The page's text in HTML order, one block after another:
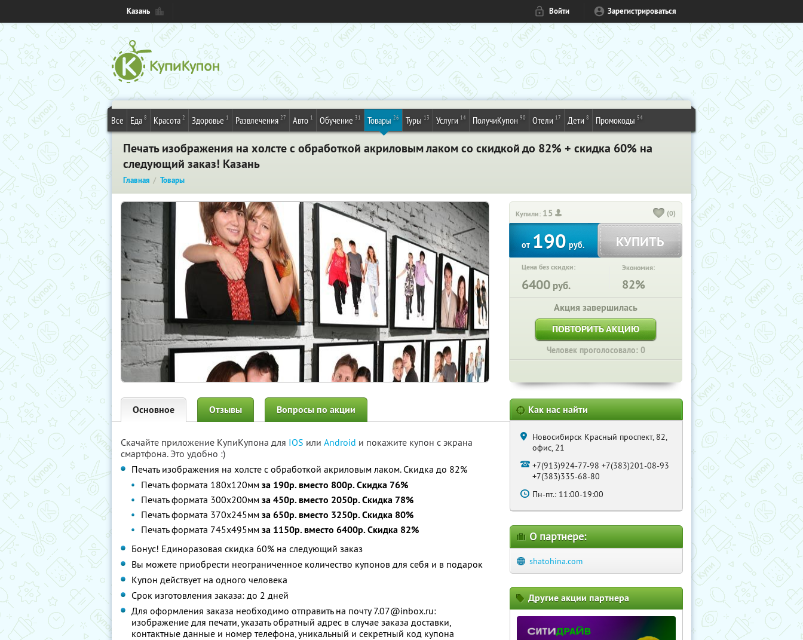
Казань Войти Зарегистрироваться
Все Еда 8 Красота 2 Здоровье 1 Развлечения 27 Авто 1 Обучение 31 Товары 26 Туры 13 Услуги 14 ПолучиКупон 90 Отели 17 Дети 8 Промокоды 54
Печать изображения на холсте с обработкой акриловым лаком со скидкой до 82% + скидка 60% на
следующий заказ! Казань
Главная Товары
Купили: 15 (0)
от190руб. КУПИТЬ
Цена без скидки:
6400 руб.
Экономия:
82%
Акция завершилась
ПОВТОРИТЬ АКЦИЮ
Человек проголосовало: 0
Основное Отзывы Вопросы по акции
Скачайте приложение КупиКупона для IOS или Android и покажите купон с экрана
смартфона. Это удобно :)
Печать изображения на холсте с обработкой акриловым лаком. Скидка до 82%
Печать формата 180х120мм за 190р. вместо 800р. Скидка 76%
Печать формата 300х200мм за 450р. вместо 2050р. Скидка 78%
Печать формата 370х245мм за 650р. вместо 3250р. Скидка 80%
Печать формата 745х495мм за 1150р. вместо 6400р. Скидка 82%
Бонус! Единоразовая скидка 60% на следующий заказ
Вы можете приобрести неограниченное количество купонов для себя и в подарок
Купон действует на одного человека
Срок изготовления заказа: до 2 дней
Для оформления заказа необходимо отправить на почту 7.07@inbox.ru:
изображение для печати, указать обратный адрес в случае заказа доставки,
контактные данные и номер телефона, уникальный и секретный код купона
Как нас найти
Новосибирск Красный проспект, 82,
офис, 21
+7(913)924-77-98 +7(383)201-08-93
+7(383)335-68-80
Пн-пт.: 11:00-19:00
О партнере:
shatohina.com
Другие акции партнера